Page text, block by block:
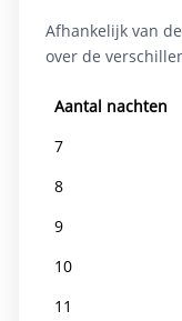
RestaurantTuin &
Afhankelijk van
over de
Aantal nachten
7
8
9
10
11